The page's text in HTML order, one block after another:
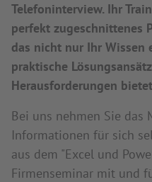
Telefoninterview. Ihr
perfekt zugeschnittenes
das nicht nur Ihr Wissen
praktische
Herausforderungen
Bei uns nehmen Sie das
Informationen für sich
aus dem "Excel und
Firmenseminar mit und